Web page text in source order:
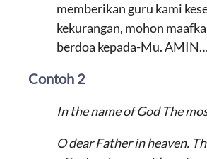
memberikan guru kami
kekurangan, mohon
berdoa kepada-Mu.
Contoh 2
In the name of God The
O dear Father in heaven.